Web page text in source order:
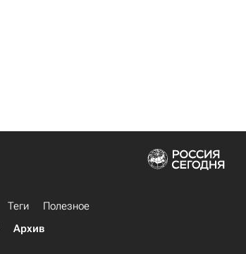
Теги
Полезное
Архив